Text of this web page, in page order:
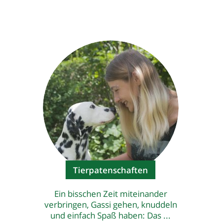
Tierpatenschaften
Ein bisschen Zeit miteinander
verbringen, Gassi gehen, knuddeln
und einfach Spaß haben: Das ...